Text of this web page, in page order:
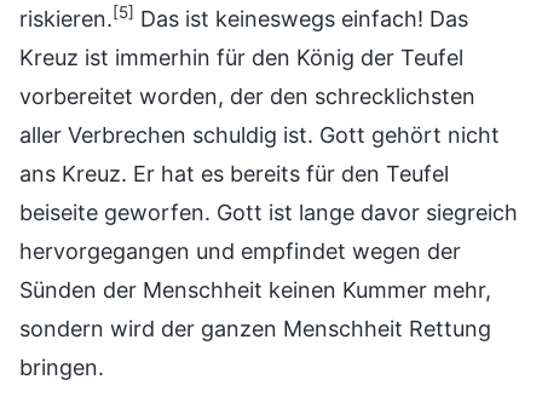
riskieren.[5] Das ist keineswegs einfach! Das
Kreuz ist immerhin für den König der Teufel
vorbereitet worden, der den schrecklichsten
aller Verbrechen schuldig ist. Gott gehört nicht
ans Kreuz. Er hat es bereits für den Teufel
beiseite geworfen. Gott ist lange davor siegreich
hervorgegangen und empfindet wegen der
Sünden der Menschheit keinen Kummer mehr,
sondern wird der ganzen Menschheit Rettung
bringen.